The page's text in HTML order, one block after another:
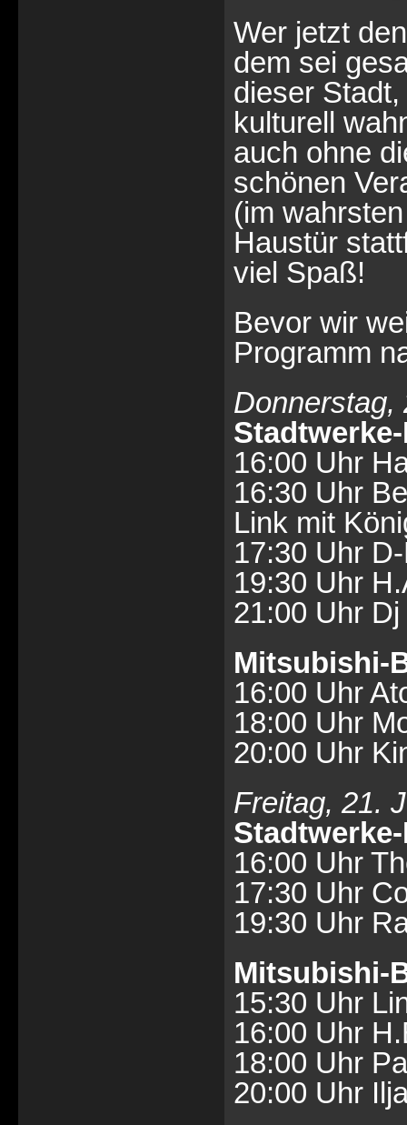
Wer jetzt
dem sei
dieser
kulturell
auch ohne
schönen
(im
Haustür
viel Spaß!
Bevor wir
Programm
Donnerstag,
16:00 Uhr
16:30 Uhr
Link mit
17:30 Uhr
19:30 Uhr
21:00 Uhr
Mitsubishi-
16:00 Uhr
18:00 Uhr
20:00 Uhr
Freitag, 21.
16:00 Uhr
17:30 Uhr
19:30 Uhr
Mitsubishi-
15:30 Uhr
16:00 Uhr
18:00 Uhr
20:00 Uhr